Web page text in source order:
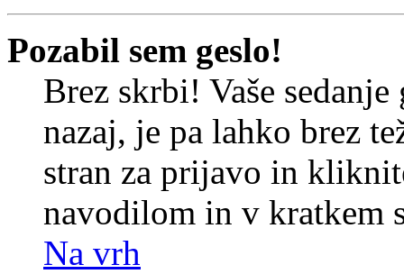
Pozabil sem geslo!
Brez skrbi! Vaše
nazaj, je pa lahko brez
stran za prijavo in
navodilom in v kratkem
Na vrh